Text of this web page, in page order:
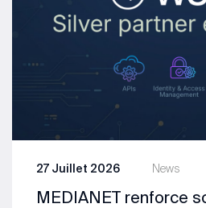
News
27 Juillet 2026
MEDIANET renforce